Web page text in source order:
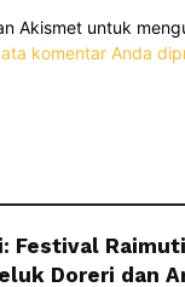
Akismet untuk
komentar Anda
Festival
Doreri dan